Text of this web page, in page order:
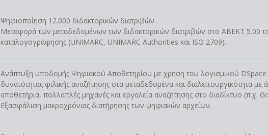
Ψηφιοποίηση 12.000 διδακτορικών διατριβών.
Μεταφορά των μεταδεδομένων των διδακτορικών διατριβών στο ΑΒΕΚΤ 5.00
καταλογογράφησης (UNIMARC, UNIMARC Authorities και ISO 2709).
Ανάπτυξη υποδομής Ψηφιακού Αποθετηρίου με χρήση του λογισμικού DSpace
δυνατότητας φιλικής αναζήτησης στα μεταδεδομένα και διαλειτουργικότητα
αποθετήρια, πολλαπλές μηχανές και εργαλεία αναζήτησης στο διαδίκτυο (π.χ.
Εξασφάλιση μακροχρόνιας διατήρησης των ψηφιακών αρχείων.